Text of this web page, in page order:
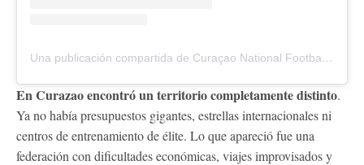
Una publicación compartida de Curaçao National Football Team (@thebluewaveffk)
En Curazao encontró un territorio completamente distinto.
Ya no había presupuestos gigantes, estrellas internacionales ni
centros de entrenamiento de élite. Lo que apareció fue una
federación con dificultades económicas, viajes improvisados y